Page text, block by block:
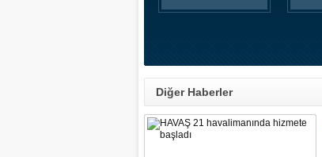
Diğer Haberler